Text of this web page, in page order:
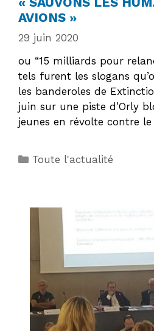
AVIONS »
29 juin 2020
ou “15 milliards pour
tels furent les slogans
les banderoles de
juin sur une piste d’Orly
jeunes en révolte contre
Catégories
Toute l'actualité